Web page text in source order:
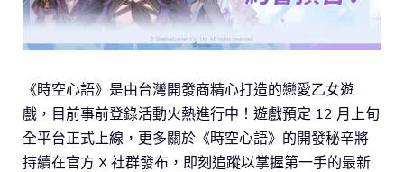
《時空心語》是由台灣開發商精心打造的戀愛乙女遊
戲，目前事前登錄活動火熱進行中！遊戲預定 12 月上旬
全平台正式上線，更多關於《時空心語》的開發秘辛將
持續在官方 X 社群發布，即刻追蹤以掌握第一手的最新